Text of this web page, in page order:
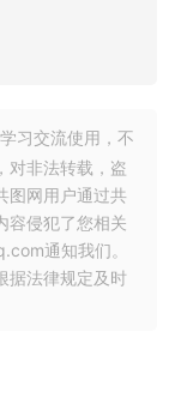
习交流使用，不
对非法转载，盗
图网用户通过共
容侵犯了您相关
通知我们。
据法律规定及时